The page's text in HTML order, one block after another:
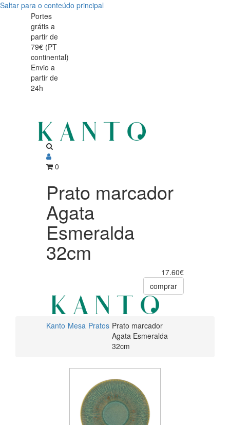
Saltar para o conteúdo principal
Prato
marcador
Agata
Esmeralda
32cm
Prato
marcador
Agata
Esmeralda
32cm
Portes
grátis a
partir de
79€ (PT
continental)
Envio a
partir de
24h
0
Prato marcador
Agata
Esmeralda
32cm
17.60€
comprar
Kanto Mesa Pratos Prato marcador
Agata Esmeralda
32cm